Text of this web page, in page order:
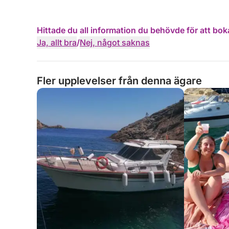
Hittade du all information du behövde för att
Ja, allt bra/Nej, något saknas
Fler upplevelser från denna ägare